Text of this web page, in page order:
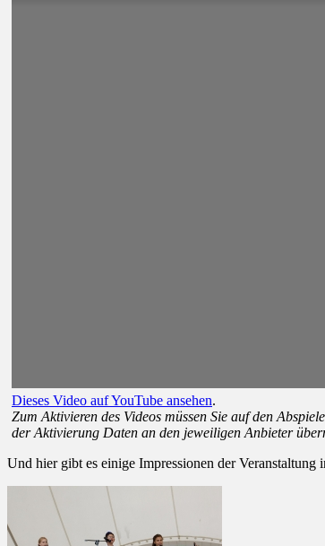
Dieses Video auf YouTube ansehen.
Zum Aktivieren des Videos müssen Sie auf den
der Aktivierung Daten an den jeweiligen Anbieter
Und hier gibt es einige Impressionen der Veranstaltung